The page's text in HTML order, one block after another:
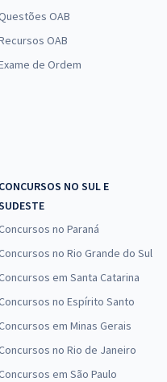
Intelectual - Matemática
vista
- Conhecimentos Específicos
(Módulo Especial)
à vista
9,33
(-20%)
OAB
OAB
de Ordem
CONCURSOS NO SUL E
no Paraná
no Rio Grande do Sul
em Santa Catarina
no Espírito Santo
em Minas Gerais
no Rio de Janeiro
em São Paulo